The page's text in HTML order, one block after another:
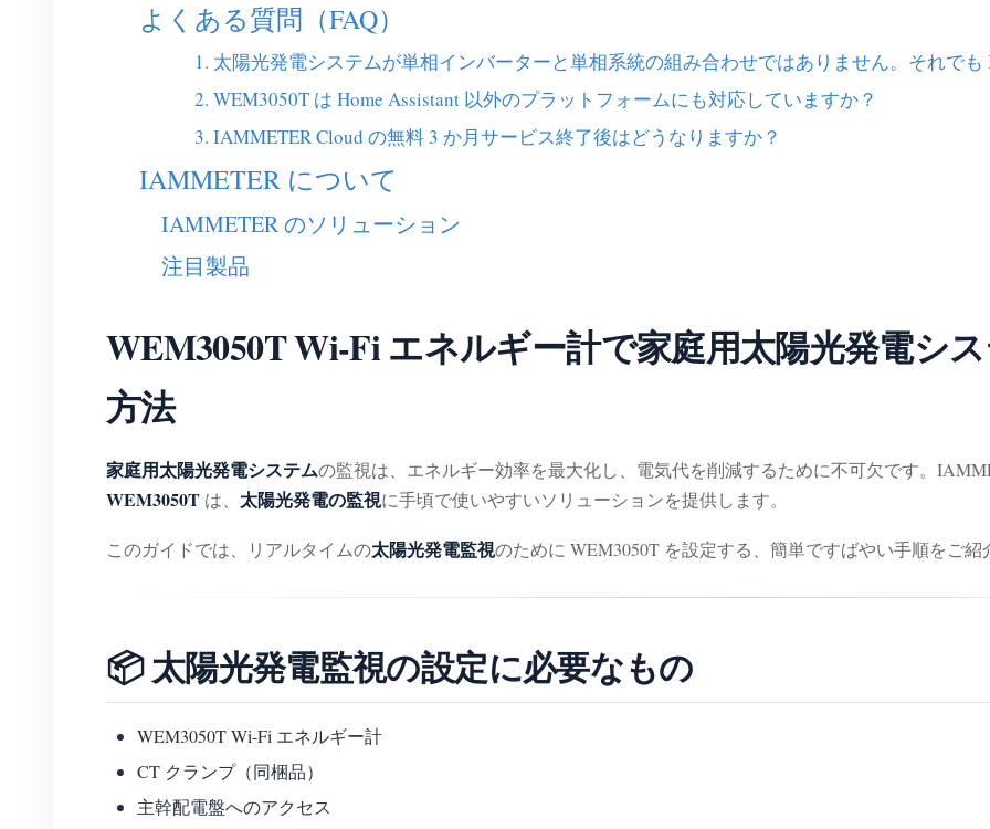
よくある質問（FAQ）
1. 太陽光発電システムが単相インバーターと単相系統の組み合わせではありません。それで
2. WEM3050T は Home Assistant 以外のプラットフォームにも対応していますか？
3. IAMMETER Cloud の無料 3 か月サービス終了後はどうなりますか？
IAMMETER について
IAMMETER のソリューション
注目製品
WEM3050T Wi-Fi エネルギー計で家庭用太陽光発電シ
方法
家庭用太陽光発電システムの監視は、エネルギー効率を最大化し、電気代を削減するために不可欠です。
WEM3050T は、 太陽光発電の監視に手頃で使いやすいソリューションを提供します。
このガイドでは、リアルタイムの太陽光発電監視のために WEM3050T を設定する、簡単ですばやい手順をご紹
📦 太陽光発電監視の設定に必要なもの
WEM3050T Wi-Fi エネルギー計
CT クランプ（同梱品）
主幹配電盤へのアクセス